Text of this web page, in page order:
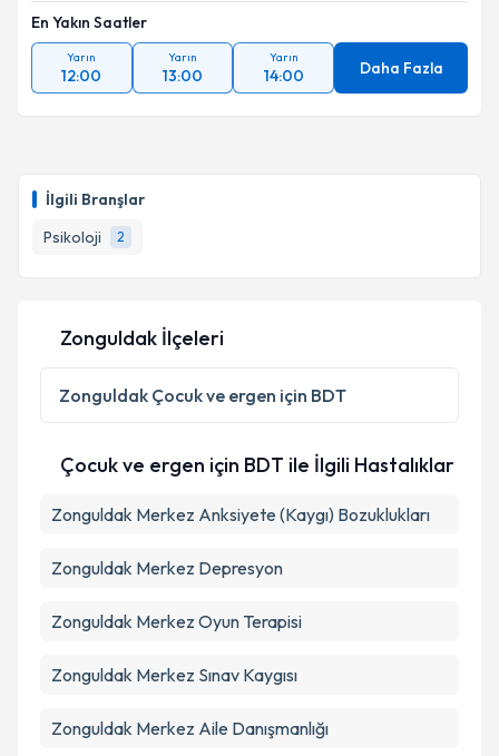
İlgili Branşlar
Psikoloji
2
En Yakın Saatler
Yarın
12:00
Yarın
13:00
Yarın
14:00 Daha Fazla
Zonguldak İlçeleri
Zonguldak Çocuk ve ergen için BDT
Çocuk ve ergen için BDT ile İlgili Hastalıklar
Zonguldak Merkez Anksiyete (Kaygı) Bozuklukları
Zonguldak Merkez Depresyon
Zonguldak Merkez Oyun Terapisi
Zonguldak Merkez Sınav Kaygısı
Zonguldak Merkez Aile Danışmanlığı